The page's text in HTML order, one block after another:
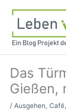
Inhalt
springen
Das
Gießen,
/ Ausgehen, Café,